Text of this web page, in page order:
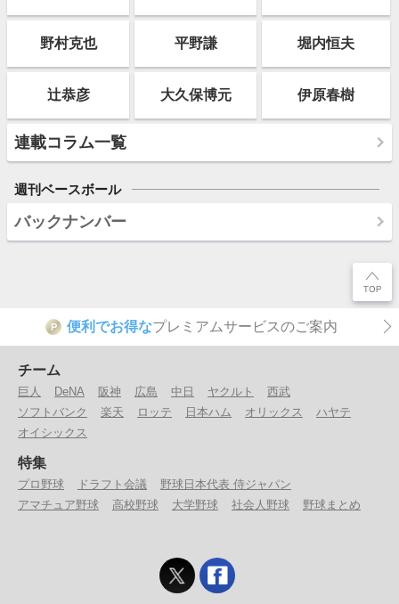
野村克也 平野謙 堀内恒夫
辻恭彦 大久保博元 伊原春樹
連載コラム一覧
週刊ベースボール
バックナンバー
P 便利でお得なプレミアムサービスのご案内
チーム
巨人 DeNA 阪神 広島 中日 ヤクルト
西武
ソフトバンク
楽天 ロッテ 日本ハム オリックス
ハヤテ
オイシックス
特集
プロ野球 ドラフト会議
野球日本代表 侍ジャパン
アマチュア野球
高校野球 大学野球 社会人野球 野球まとめ